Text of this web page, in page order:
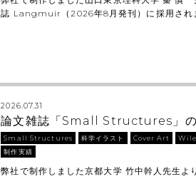
誌 Langmuir（2026年8月発刊）に採用され
2026.07.31
論文雑誌「Small Structures」の
Small Structures 科学イラスト Cover Art
制作実績
弊社で制作しました京都大学 竹中幹人先生